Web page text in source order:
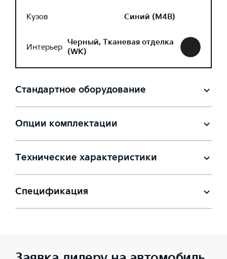
Кузов Синий (M4B)
Интерьер Черный, Тканевая отделка
(WK)
Стандартное оборудование
Опции комплектации
Технические характеристики
Спецификация